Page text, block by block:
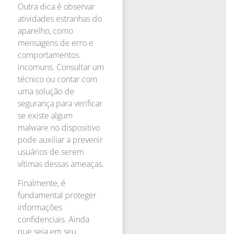
Outra dica é observar
atividades estranhas do
aparelho, como
mensagens de erro e
comportamentos
incomuns. Consultar um
técnico ou contar com
uma solução de
segurança para verificar
se existe algum
malware no dispositivo
pode auxiliar a prevenir
usuários de serem
vítimas dessas ameaças.
Finalmente, é
fundamental proteger
informações
confidenciais. Ainda
que seja em seu